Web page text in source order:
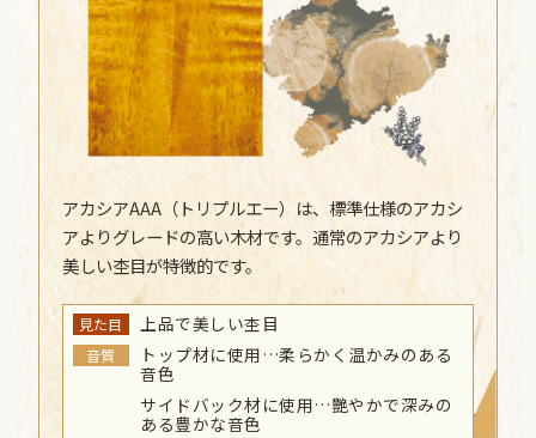
アカシアAAA（トリプルエー）は、標準仕様のアカシ
アよりグレードの高い木材です。通常のアカシアより
美しい杢目が特徴的です。
見た目 上品で美しい杢目
音質
トップ材に使用…柔らかく温かみのある
音色
サイドバック材に使用…艷やかで深みの
ある豊かな音色